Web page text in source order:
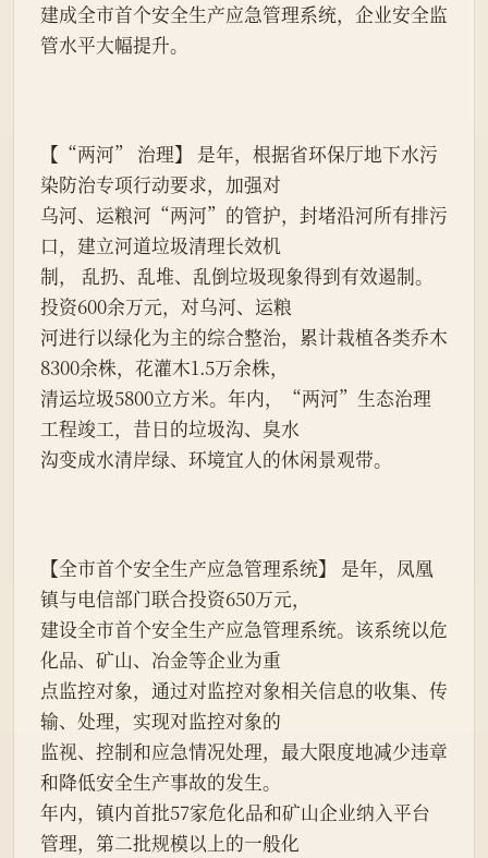
建成全市首个安全生产应急管理系统，企业安全监
管水平大幅提升。
【“两河” 治理】 是年，根据省环保厅地下水污
染防治专项行动要求，加强对
乌河、运粮河“两河”的管护，封堵沿河所有排污
口，建立河道垃圾清理长效机
制， 乱扔、乱堆、乱倒垃圾现象得到有效遏制。
投资600余万元，对乌河、运粮
河进行以绿化为主的综合整治，累计栽植各类乔木
8300余株，花灌木1.5万余株，
清运垃圾5800立方米。年内，“两河”生态治理
工程竣工，昔日的垃圾沟、臭水
沟变成水清岸绿、环境宜人的休闲景观带。
【全市首个安全生产应急管理系统】 是年，凤凰
镇与电信部门联合投资650万元，
建设全市首个安全生产应急管理系统。该系统以危
化品、矿山、冶金等企业为重
点监控对象，通过对监控对象相关信息的收集、传
输、处理，实现对监控对象的
监视、控制和应急情况处理，最大限度地减少违章
和降低安全生产事故的发生。
年内，镇内首批57家危化品和矿山企业纳入平台
管理，第二批规模以上的一般化